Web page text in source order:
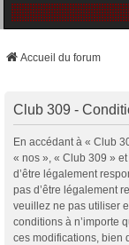
Accueil du forum
Club 309 -
En accédant à « Club
« nos », « Club 309 »
d’être légalement
pas d’être légalement
veuillez ne pas utiliser
conditions à n’importe
ces modifications, bien